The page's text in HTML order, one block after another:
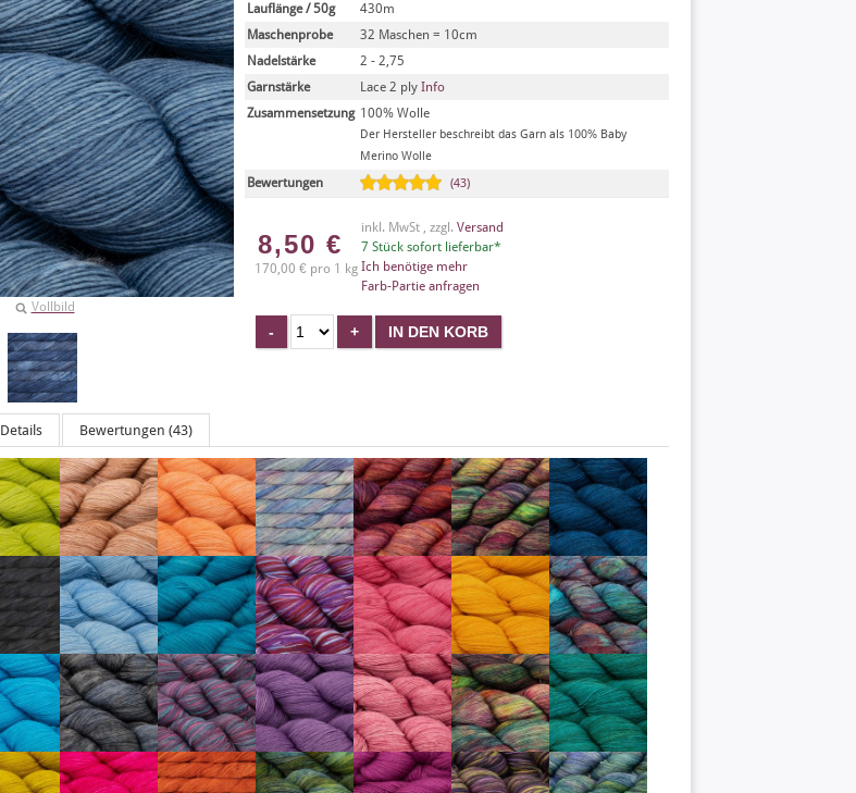
Vollbild
Lauflänge / 50g
430m
Maschenprobe
32 Maschen = 10cm
Nadelstärke
2 - 2,75
Garnstärke
Lace 2 ply Info
Zusammensetzung 100% Wolle
Der Hersteller beschreibt das Garn als 100% Baby
Merino Wolle
Bewertungen (43)
8,50 €
170,00 € pro 1 kg
inkl. MwSt , zzgl. Versand
7 Stück sofort lieferbar*
Ich benötige mehr
Farb-Partie anfragen
Details Bewertungen (43)